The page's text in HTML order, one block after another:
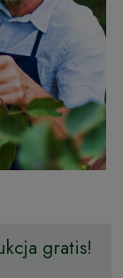
gratis!